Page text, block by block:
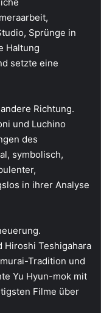
Sprünge in
Haltung
setzte eine
Richtung.
und Luchino
des
symbolisch,
in ihrer Analyse
Hiroshi Teshigahara
Tradition und
Yu Hyun-mok mit
Filme über